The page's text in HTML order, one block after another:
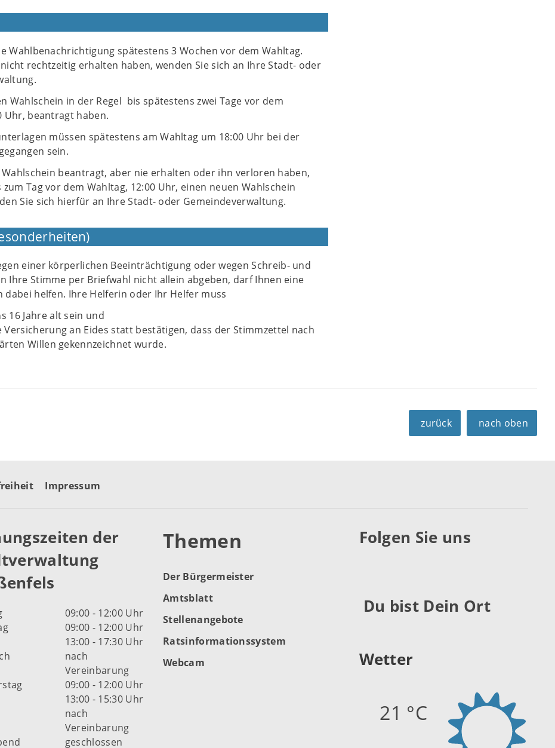
Wahlbenachrichtigung spätestens 3 Wochen vor dem Wahltag.
nicht rechtzeitig erhalten haben, wenden Sie sich an Ihre Stadt- oder
Wahlschein in der Regel bis spätestens zwei Tage vor dem
Uhr, beantragt haben.
müssen spätestens am Wahltag um 18:00 Uhr bei der
sein.
Wahlschein beantragt, aber nie erhalten oder ihn verloren haben,
zum Tag vor dem Wahltag, 12:00 Uhr, einen neuen Wahlschein
Sie sich hierfür an Ihre Stadt- oder Gemeindeverwaltung.
einer körperlichen Beeinträchtigung oder wegen Schreib- und
Ihre Stimme per Briefwahl nicht allein abgeben, darf Ihnen eine
dabei helfen. Ihre Helferin oder Ihr Helfer muss
16 Jahre alt sein und
Versicherung an Eides statt bestätigen, dass der Stimmzettel nach
Willen gekennzeichnet wurde.
zurück nach oben
Impressum
der
09:00 - 12:00 Uhr
09:00 - 12:00 Uhr
13:00 - 17:30 Uhr
nach
Vereinbarung
09:00 - 12:00 Uhr
13:00 - 15:30 Uhr
nach
Vereinbarung
geschlossen
Themen
Der Bürgermeister
Amtsblatt
Stellenangebote
Ratsinformationssystem
Webcam
Folgen Sie uns
Du bist Dein Ort
Wetter
21 °C